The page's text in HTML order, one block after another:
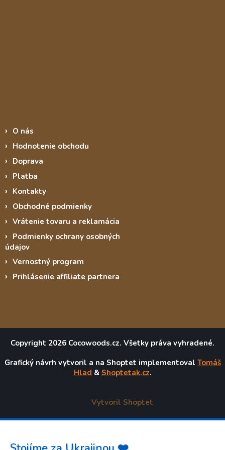
O nás
Hodnotenie obchodu
Doprava
Platba
Kontakty
Obchodné podmienky
Vrátenie tovaru a reklamácia
Podmienky ochrany osobných
údajov
Vernostný program
Prihlásenie affiliate partnera
Copyright 2026 Cocowoods.cz. Všetky práva vyhradené.
Grafický návrh vytvoril a na Shoptet implementoval Tomáš
Hlad & Shoptetak.cz.
Vytvoril Shoptet